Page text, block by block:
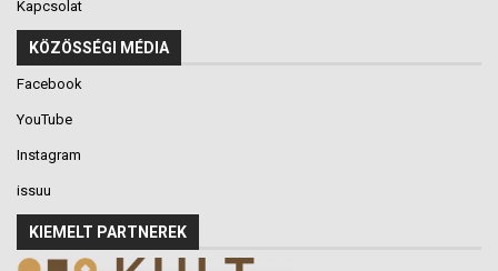
Kapcsolat
KÖZÖSSÉGI MÉDIA
Facebook
YouTube
Instagram
issuu
KIEMELT PARTNEREK